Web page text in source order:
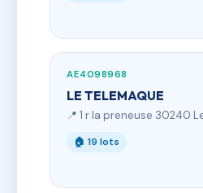
AE4098968
LE TELEMAQUE
📍 1 r la preneuse 30240
🏠 19 lots